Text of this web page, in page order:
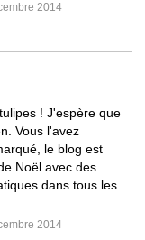
2014
! J'espère que
Vous l'avez
le blog est
Noël avec des
dans tous les...
2014